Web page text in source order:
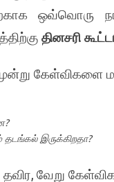
ஒவ்வொரு
தினசரி
கேள்விகளை
?
இருக்கிறதா?
, வேறு